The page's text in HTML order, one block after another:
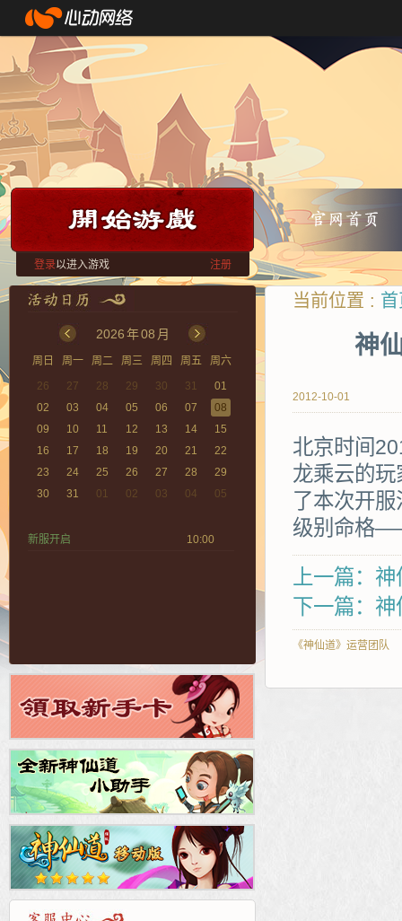
登录以进入游戏 注册
2026年08 月
周日 周一 周二 周三 周四 周五
周六
26
27 28 29 30 31
01
02
03 04 05 06 07
08
09
10 11 12 13 14
15
16
17 18 19 20 21
22
23
24 25 26 27 28
29
30
31 01 02 03 04 05
新服开启 10:00
当前位置 :
神
2012-10-01
北京时间
龙乘云的
了本次开
级别命格
上一篇：
下一篇：
《神仙道》运营团队